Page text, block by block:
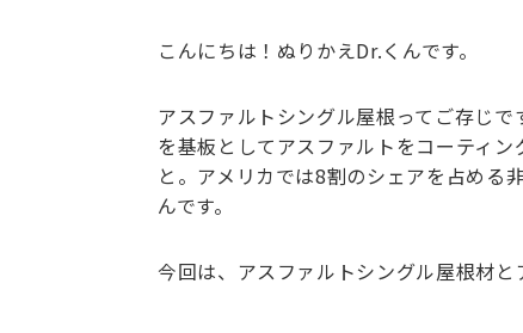
こんにちは！ぬりかえDr.くんです。
アスファルトシングル屋根ってご存じ
を基板としてアスファルトをコーティ
と。アメリカでは8割のシェアを占める
んです。
今回は、アスファルトシングル屋根材と